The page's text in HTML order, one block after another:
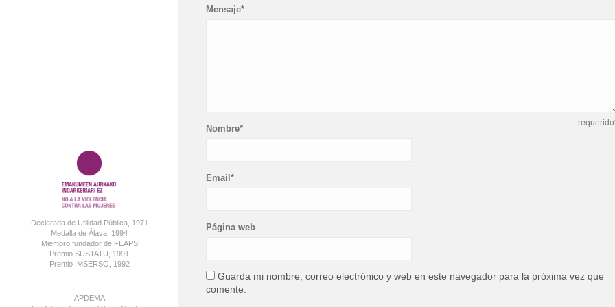
Mensaje*
Nombre*
Email*
Página web
Guarda mi nombre, correo electrónico y web en este navegador para la próxima vez que
comente.
Declarada de Utilidad Pública, 1971
Medalla de Álava, 1994
Miembro fundador de FEAPS
Premio SUSTATU, 1991
Premio IMSERSO, 1992
APDEMA